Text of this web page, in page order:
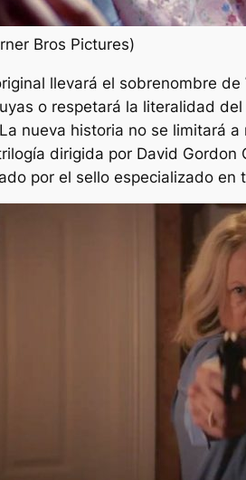
Bros Pictures)
llevará el sobrenombre de
o respetará la literalidad
nueva historia no se limitará
dirigida por David Gordon
por el sello especializado en